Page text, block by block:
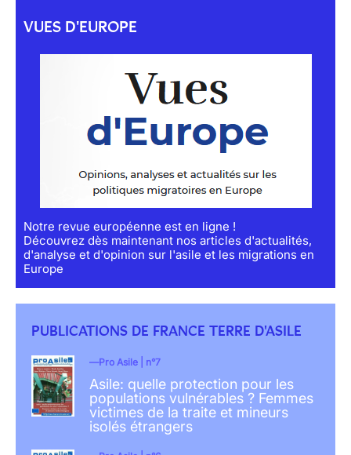
VUES D'EUROPE
Notre revue européenne est en ligne !
Découvrez dès maintenant nos articles d'actualités,
d'analyse et d'opinion sur l'asile et les migrations en
Europe
PUBLICATIONS DE FRANCE TERRE D'ASILE
Pro Asile | n°7
Asile: quelle protection pour les
populations vulnérables ? Femmes
victimes de la traite et mineurs
isolés étrangers